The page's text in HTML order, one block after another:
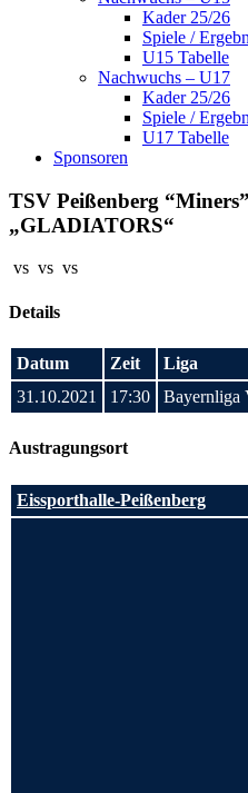
Kader 25/26
Spiele /
U15 Tabelle
Nachwuchs – U17
Kader 25/26
Spiele /
U17 Tabelle
Sponsoren
TSV Peißenberg
„GLADIATORS“
vs vs vs
Details
Datum Zeit Liga
31.10.2021
17:30 Bayernliga
Austragungsort
Eissporthalle-Peißenberg